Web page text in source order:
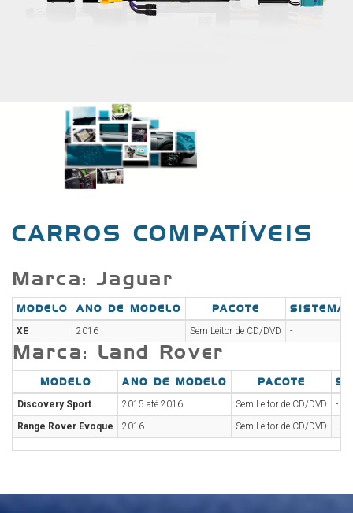
CARROS COMPATÍVEIS
Marca: Jaguar
MODELO ANO DE MODELO PACOTE SISTEMA
XE 2016 Sem Leitor de CD/DVD -
Marca: Land Rover
MODELO ANO DE MODELO PACOTE
Discovery Sport 2015 até 2016 Sem Leitor de CD/DVD
-
Range Rover Evoque
2016 Sem Leitor de CD/DVD -